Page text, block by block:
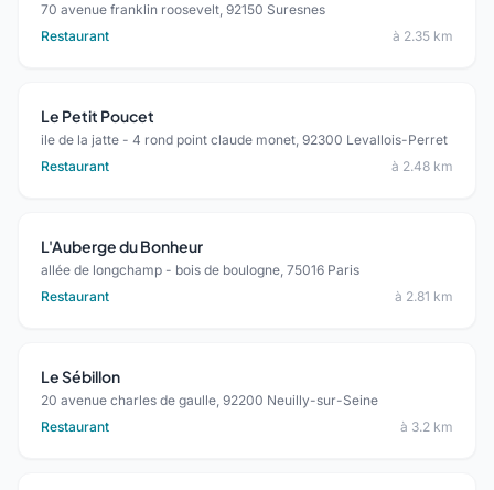
70 avenue franklin roosevelt, 92150 Suresnes
Restaurant
à 2.35 km
Le Petit Poucet
ile de la jatte - 4 rond point claude monet, 92300 Levallois-Perret
Restaurant
à 2.48 km
L'Auberge du Bonheur
allée de longchamp - bois de boulogne, 75016 Paris
Restaurant
à 2.81 km
Le Sébillon
20 avenue charles de gaulle, 92200 Neuilly-sur-Seine
Restaurant
à 3.2 km